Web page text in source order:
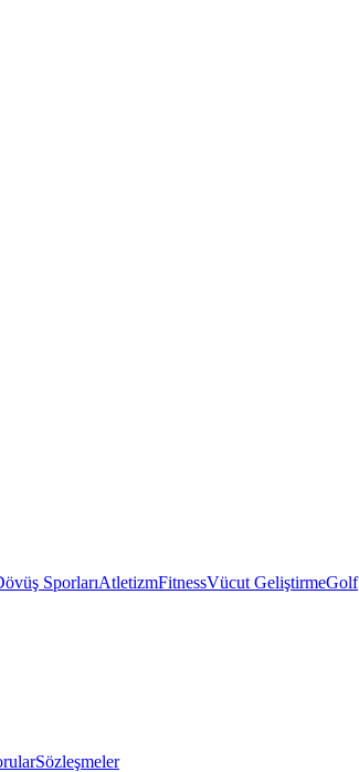
SporlarıAtletizmFitnessVücut GeliştirmeGolf
Sözleşmeler